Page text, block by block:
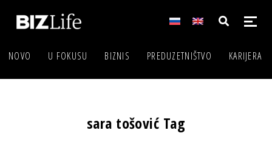
NOVO U FOKUSU BIZNIS PREDUZETNIŠTVO KARIJERA
sara tošović Tag